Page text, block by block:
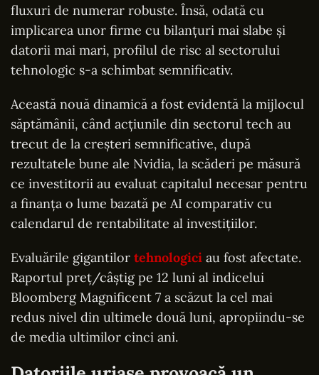
fluxuri de numerar robuste. Însă, odată cu
implicarea unor firme cu bilanțuri mai slabe și
datorii mai mari, profilul de risc al sectorului
tehnologic s-a schimbat semnificativ.
Această nouă dinamică a fost evidentă la mijlocul
săptămânii, când acțiunile din sectorul tech au
trecut de la creșteri semnificative, după
rezultatele bune ale Nvidia, la scăderi pe măsură
ce investitorii au evaluat capitalul necesar pentru
a finanța o lume bazată pe AI comparativ cu
calendarul de rentabilitate al investițiilor.
Evaluările gigantilor tehnologici au fost afectate.
Raportul preț/câștig pe 12 luni al indicelui
Bloomberg Magnificent 7 a scăzut la cel mai
redus nivel din ultimele două luni, apropiindu-se
de media ultimilor cinci ani.